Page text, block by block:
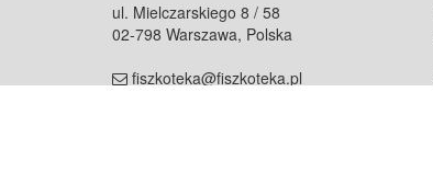
ul. Mielczarskiego 8 / 58
02-798 Warszawa, Polska
fiszkoteka@fiszkoteka.pl